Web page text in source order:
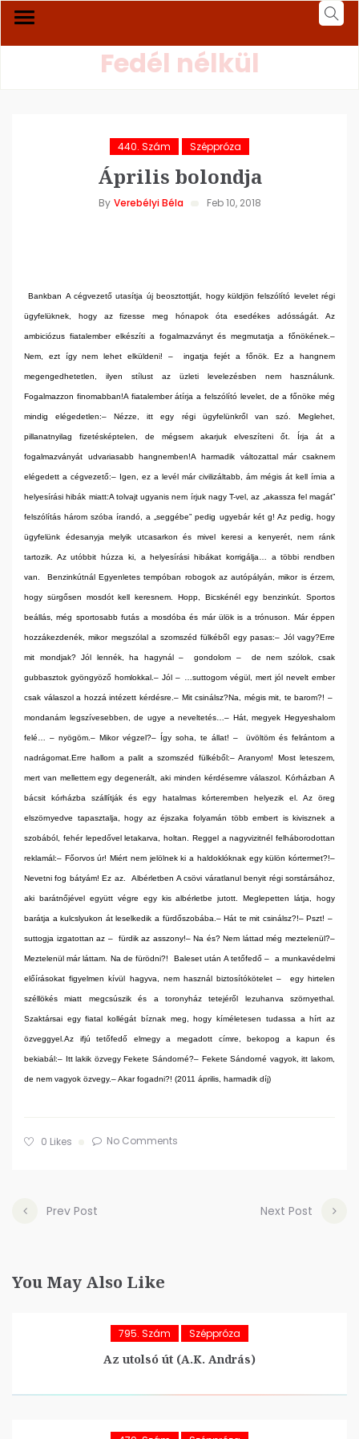
Fedél nélkül
440. Szám Széppróza
Április bolondja
By Verebélyi Béla Feb 10, 2018
Bankban A cégvezető utasítja új beosztottját, hogy küldjön felszólító levelet régi
ügyfelüknek, hogy az fizesse meg hónapok óta esedékes adósságát. Az
ambiciózus fiatalember elkészíti a fogalmazványt és megmutatja a főnökének. –
Nem, ezt így nem lehet elküldeni! – ingatja fejét a főnök. Ez a hangnem
megengedhetetlen, ilyen stílust az üzleti levelezésben nem használunk.
Fogalmazzon finomabban!A fiatalember átírja a felszólító levelet, de a főnöke még
mindig elégedetlen:– Nézze, itt egy régi ügyfelünkről van szó. Meglehet,
pillanatnyilag fizetésképtelen, de mégsem akarjuk elveszíteni őt. Írja át a
fogalmazványát udvariasabb hangnemben!A harmadik változattal már csaknem
elégedett a cégvezető:– Igen, ez a levél már civilizáltabb, ám mégis át kell írnia a
helyesírási hibák miatt:A tolvajt ugyanis nem írjuk nagy T-vel, az „akassza fel magát”
felszólítás három szóba írandó, a „seggébe” pedig ugyebár két g! Az pedig, hogy
ügyfelünk édesanyja melyik utcasarkon és mivel keresi a kenyerét, nem ránk
tartozik. Az utóbbit húzza ki, a helyesírási hibákat korrigálja… a többi rendben
van. Benzinkútnál Egyenletes tempóban robogok az autópályán, mikor is érzem,
hogy sürgősen mosdót kell keresnem. Hopp, Bicskénél egy benzinkút. Sportos
beállás, még sportosabb futás a mosdóba és már ülök is a trónuson. Már éppen
hozzákezdenék, mikor megszólal a szomszéd fülkéből egy pasas:– Jól vagy?Erre
mit mondjak? Jól lennék, ha hagynál – gondolom – de nem szólok, csak
gubbasztok gyöngyöző homlokkal.– Jól – …suttogom végül, mert jól nevelt ember
csak válaszol a hozzá intézett kérdésre. – Mit csinálsz?Na, mégis mit, te barom?! –
mondanám legszívesebben, de ugye a neveltetés…– Hát, megyek Hegyeshalom
felé… – nyögöm. – Mikor végzel?– Így soha, te állat! – üvöltöm és felrántom a
nadrágomat. Erre hallom a palit a szomszéd fülkéből:– Aranyom! Most leteszem,
mert van mellettem egy degenerált, aki minden kérdésemre válaszol. Kórházban A
bácsit kórházba szállítják és egy hatalmas kórteremben helyezik el. Az öreg
elszörnyedve tapasztalja, hogy az éjszaka folyamán több embert is kivisznek a
szobából, fehér lepedővel letakarva, holtan. Reggel a nagyvizitnél felháborodottan
reklamál:– Főorvos úr! Miért nem jelölnek ki a haldoklóknak egy külön kórtermet?!–
Nevetni fog bátyám! Ez az. Albérletben A csövi váratlanul benyit régi sorstársához,
aki barátnőjével együtt végre egy kis albérletbe jutott. Meglepetten látja, hogy
barátja a kulcslyukon át leselkedik a fürdőszobába. – Hát te mit csinálsz?!– Pszt! –
suttogja izgatottan az – fürdik az asszony!– Na és? Nem láttad még meztelenül?–
Meztelenül már láttam. Na de fürödni?! Baleset után A tetőfedő – a munkavédelmi
előírásokat figyelmen kívül hagyva, nem használ biztosítókötelet – egy hirtelen
széllökés miatt megcsúszik és a toronyház tetejéről lezuhanva szörnyethal.
Szaktársai egy fiatal kollégát bíznak meg, hogy kíméletesen tudassa a hírt az
özveggyel. Az ifjú tetőfedő elmegy a megadott címre, bekopog a kapun és
bekiabál:– Itt lakik özvegy Fekete Sándorné?– Fekete Sándorné vagyok, itt lakom,
de nem vagyok özvegy.– Akar fogadni?! (2011 április, harmadik díj)
0 Likes No Comments
Prev Post Next Post
You May Also Like
795. Szám Széppróza
Az utolsó út (A.K. András)